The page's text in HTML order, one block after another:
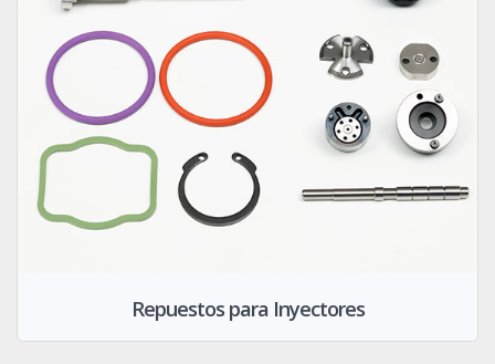
Repuestos para Inyectores